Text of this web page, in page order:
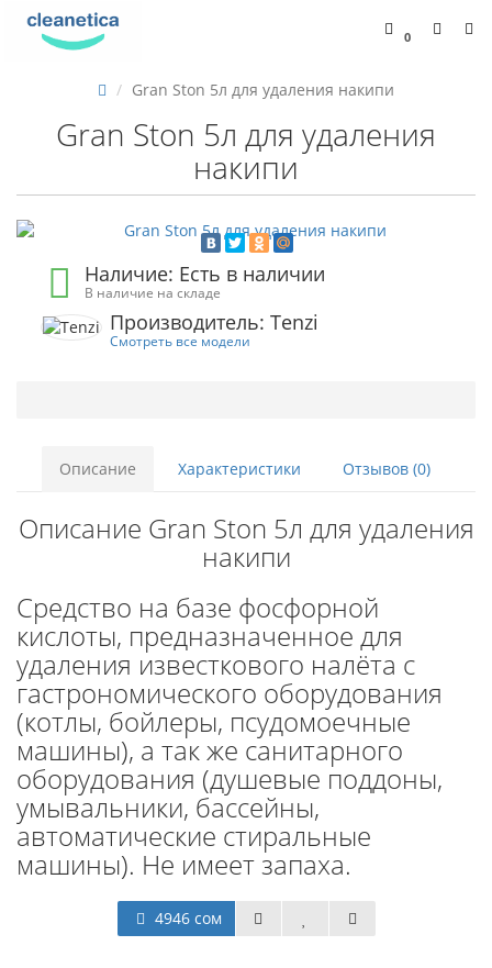
0
Gran Ston 5л для удаления накипи
Gran Ston 5л для удаления
накипи
Наличие: Есть в наличии
В наличие на складе
Производитель: Tenzi
Смотреть все модели
Описание Характеристики Отзывов (0)
Описание Gran Ston 5л для удаления
накипи
Средство на базе фосфорной
кислоты, предназначенное для
удаления известкового налёта с
гастрономического оборудования
(котлы, бойлеры, псудомоечные
машины), а так же санитарного
оборудования (душевые поддоны,
умывальники, бассейны,
автоматические стиральные
машины). Не имеет запаха.
4946 сом